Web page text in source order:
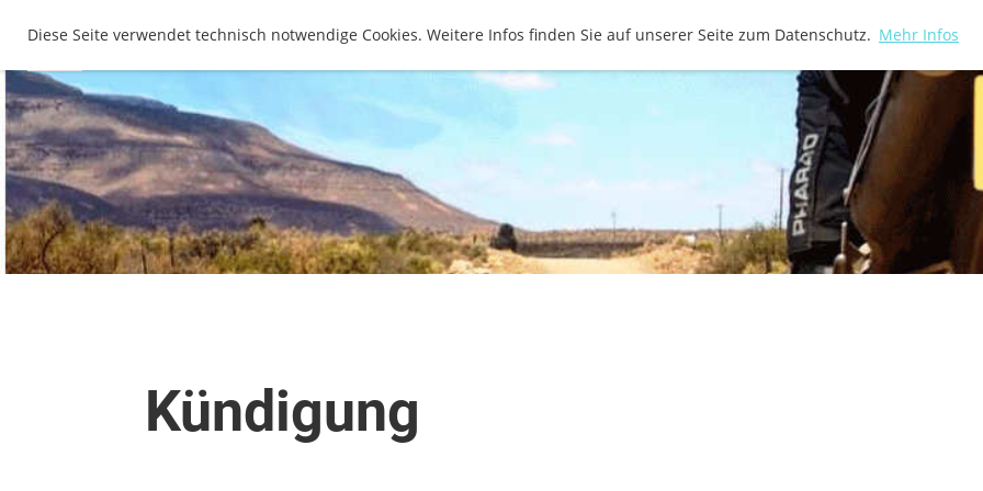
Diese Seite verwendet technisch notwendige Cookies. Weitere Infos finden Sie auf unserer Seite zum Datenschutz. Mehr Infos
WIMA Deutschland
Kündigung